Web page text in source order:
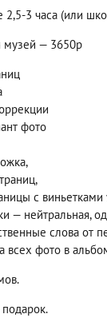
3 часа (или
музей — 3650р
фото
с
— нейтральная,
слова от
всех фото в